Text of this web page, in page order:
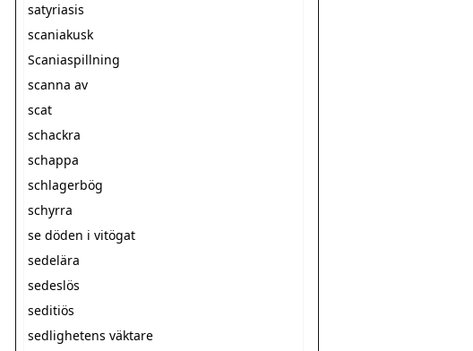
satyriasis
scaniakusk
Scaniaspillning
scanna av
scat
schackra
schappa
schlagerbög
schyrra
se döden i vitögat
sedelära
sedeslös
seditiös
sedlighetens väktare